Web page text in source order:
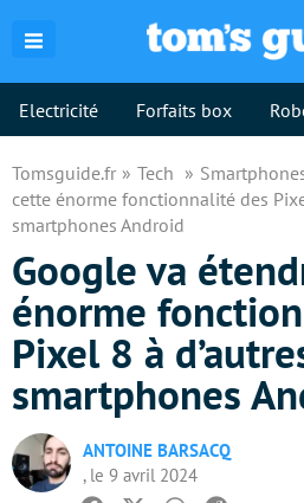
Electricité Forfaits box
Tomsguide.fr Tech
cette énorme fonctionnalité des
smartphones Android
Google va
énorme
Pixel 8 à
smartphones
ANTOINE BARSACQ
, le 9 avril 2024